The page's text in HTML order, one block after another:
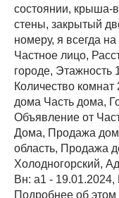
состоянии, крыша-
стены, закрытый
номеру, я всегда
Частное лицо,
городе,
Количество
дома Часть дома,
Объявление от
Дома, Продажа
область, Продажа
Холодногорский,
Вн: a1 -
Подробнее об этом